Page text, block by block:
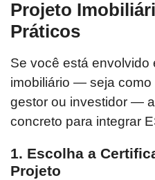
Projeto
Práticos
Se você está envolvido
imobiliário — seja como
gestor ou investidor —
concreto para integrar
1. Escolha a
Projeto